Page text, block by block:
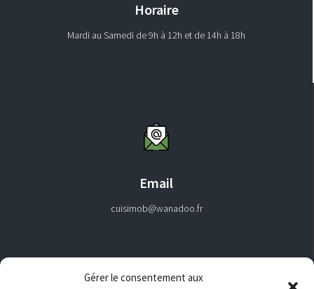
Gérer le consentement aux
Horaire
Mardi au Samedi de 9h à 12h et de 14h à 18h
Email
cuisimob@wanadoo.fr